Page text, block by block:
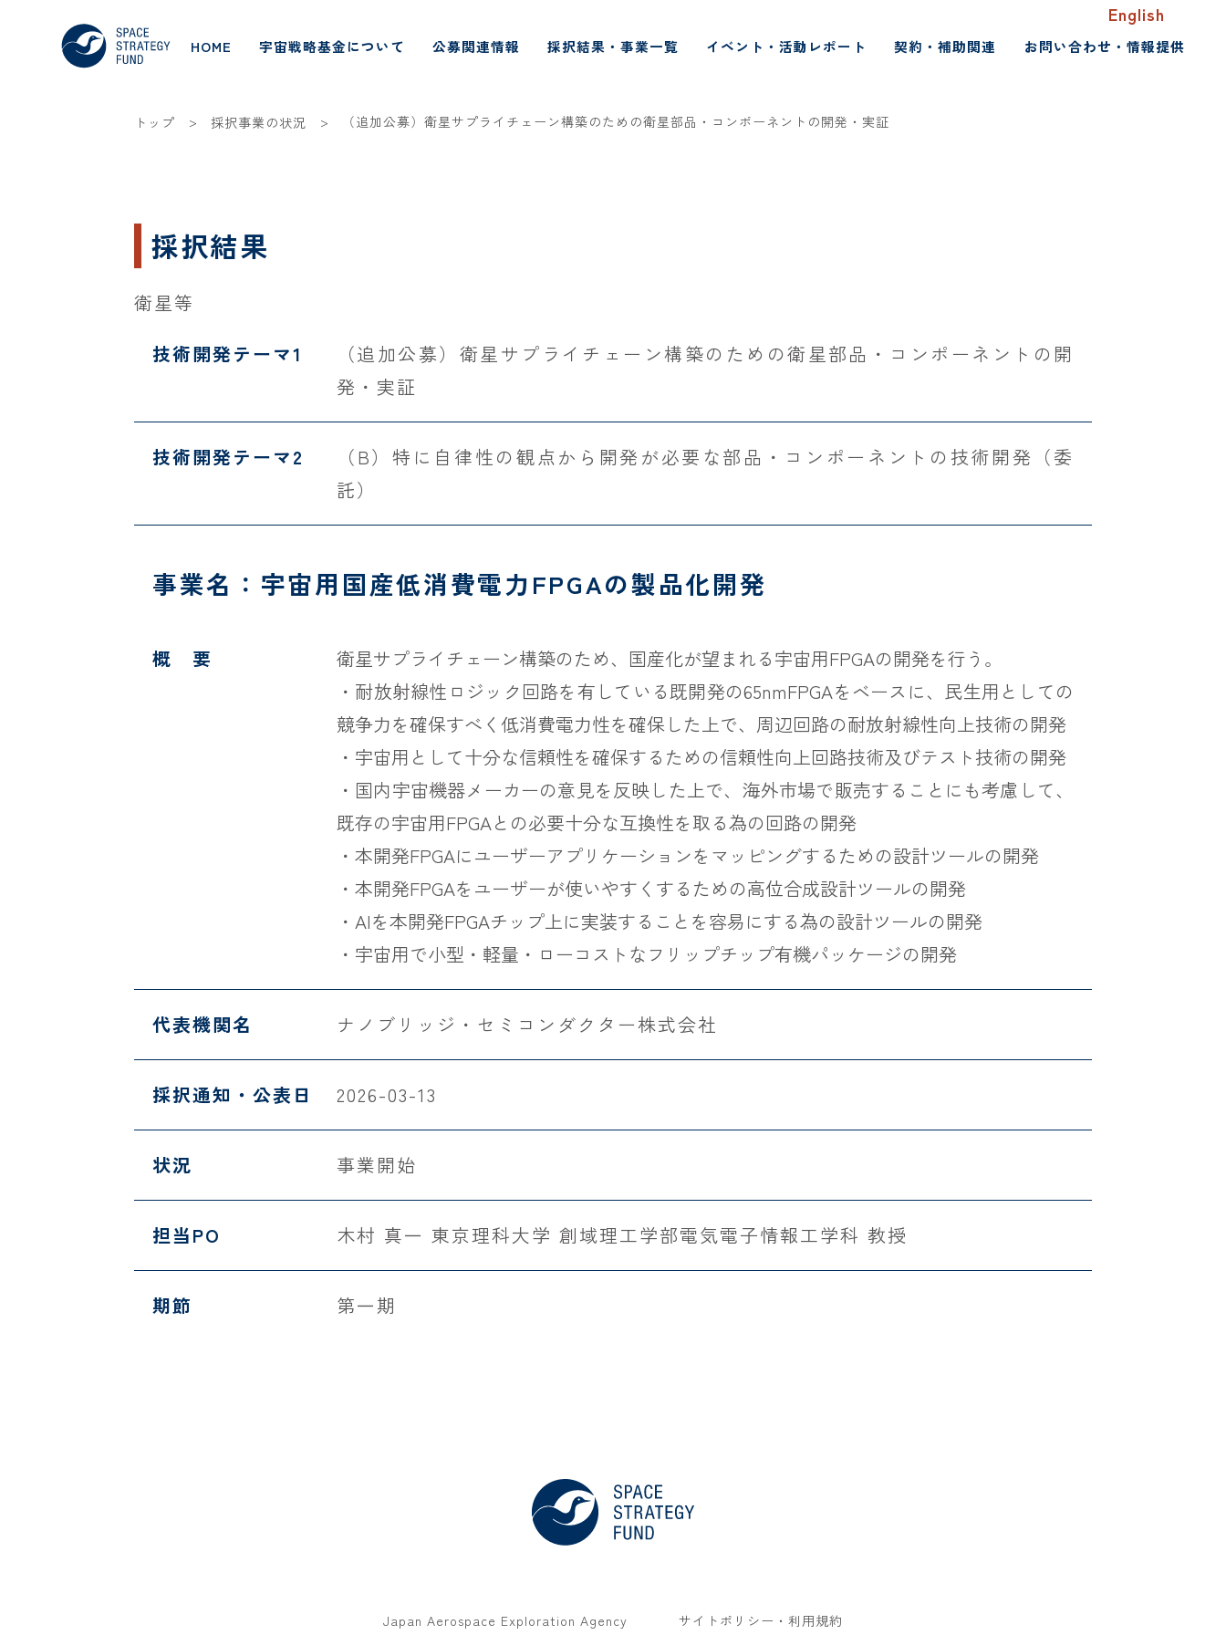
English
HOME 宇宙戦略基金について 公募関連情報 採択結果・事業一覧 イベント・活動レポート 契約・補助関連 お問い合わせ・情報提供
トップ > 採択事業の状況 > （追加公募）衛星サプライチェーン構築のための衛星部品・コンポーネントの開発・実証
採択結果
衛星等
技術開発テーマ1
（追加公募）衛星サプライチェーン構築のための衛星部品・コンポーネントの開
発・実証
技術開発テーマ2
（B）特に自律性の観点から開発が必要な部品・コンポーネントの技術開発（委
託）
事業名：宇宙用国産低消費電力FPGAの製品化開発
概 要
衛星サプライチェーン構築のため、国産化が望まれる宇宙用FPGAの開発を行う。
・耐放射線性ロジック回路を有している既開発の65nmFPGAをベースに、民生用としての
競争力を確保すべく低消費電力性を確保した上で、周辺回路の耐放射線性向上技術の開発
・宇宙用として十分な信頼性を確保するための信頼性向上回路技術及びテスト技術の開発
・国内宇宙機器メーカーの意見を反映した上で、海外市場で販売することにも考慮して、
既存の宇宙用FPGAとの必要十分な互換性を取る為の回路の開発
・本開発FPGAにユーザーアプリケーションをマッピングするための設計ツールの開発
・本開発FPGAをユーザーが使いやすくするための高位合成設計ツールの開発
・AIを本開発FPGAチップ上に実装することを容易にする為の設計ツールの開発
・宇宙用で小型・軽量・ローコストなフリップチップ有機パッケージの開発
代表機関名 ナノブリッジ・セミコンダクター株式会社
採択通知・公表日 2026-03-13
状況 事業開始
担当PO 木村 真一 東京理科大学 創域理工学部電気電子情報工学科 教授
期節 第一期
Japan Aerospace Exploration Agency サイトポリシー・利用規約